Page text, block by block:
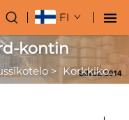
FI
kontin
> Korkkikotelo Kontit